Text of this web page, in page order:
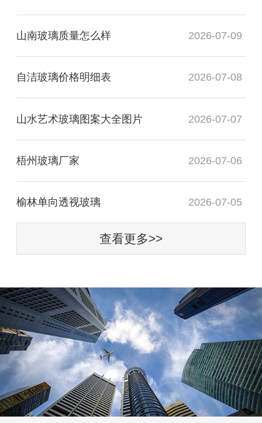
山南玻璃质量怎么样 2026-07-09
自洁玻璃价格明细表 2026-07-08
山水艺术玻璃图案大全图片 2026-07-07
梧州玻璃厂家 2026-07-06
榆林单向透视玻璃 2026-07-05
查看更多>>